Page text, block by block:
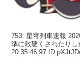
753: 星穹列車速報
準に敵硬くされたり
20:35:46.97